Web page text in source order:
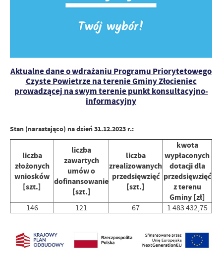
Aktualne dane o wdrażaniu Programu Priorytetowego
Czyste Powietrze na terenie Gminy Złocieniec
prowadzącej na swym terenie punkt konsultacyjno-
informacyjny
Stan (narastająco) na dzień 31.12.2023 r.:
liczba
złożonych
wniosków
[szt.]
liczba
zawartych
umów o
dofinansowanie
[szt.]
liczba
zrealizowanych
przedsięwzięć
[szt.]
kwota
wypłaconych
dotacji dla
przedsięwzięć
z terenu
Gminy [zł]
146 121 67 1 483 432,75